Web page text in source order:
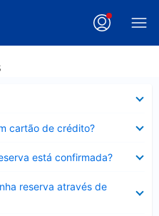
cartão de crédito?
está confirmada?
reserva através de